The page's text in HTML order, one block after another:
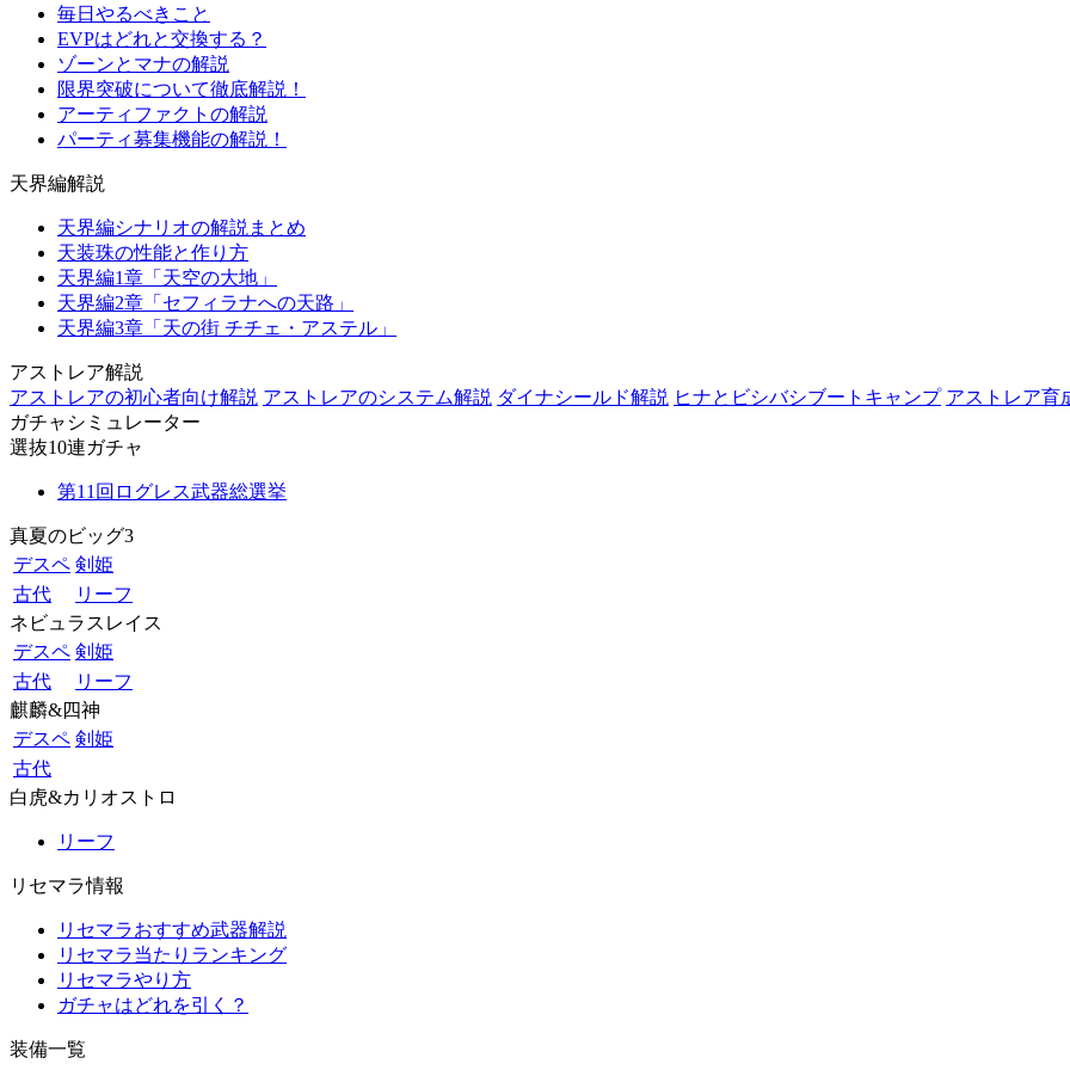
毎日やるべきこと
EVPはどれと交換する？
ゾーンとマナの解説
限界突破について徹底解説！
アーティファクトの解説
パーティ募集機能の解説！
天界編解説
天界編シナリオの解説まとめ
天装珠の性能と作り方
天界編1章「天空の大地」
天界編2章「セフィラナへの天路」
天界編3章「天の街 チチェ・アステル」
アストレア解説
アストレアの初心者向け解説 アストレアのシステム解説 ダイナシールド解説 ヒナとビシバシブートキャンプ アストレア育
ガチャシミュレーター
選抜10連ガチャ
第11回ログレス武器総選挙
真夏のビッグ3
デスペ 剣姫
古代
リーフ
ネビュラスレイス
デスペ 剣姫
古代
リーフ
麒麟&四神
デスペ 剣姫
古代
白虎&カリオストロ
リーフ
リセマラ情報
リセマラおすすめ武器解説
リセマラ当たりランキング
リセマラやり方
ガチャはどれを引く？
装備一覧